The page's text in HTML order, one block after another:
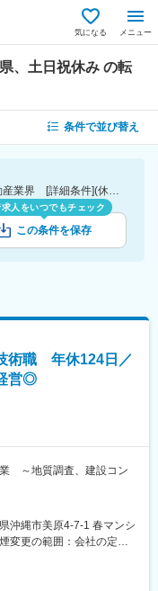
気になる メニュー
、土日祝休み の転
条件で並び替え
[勤務地]沖縄県 [業種]建設・プラント・不動産業界 [詳細条件](休日・働き方)土日祝休み
求人をいつでもチェック
この条件を保存
術職 年休124日／
営◎
～地質調査、建設コン
る業務】
ます！
な、建設工事に伴う地質
安全化対策工事、測定機
沖縄市美原4-7-1 春マンシ
変更の範囲：会社の定め